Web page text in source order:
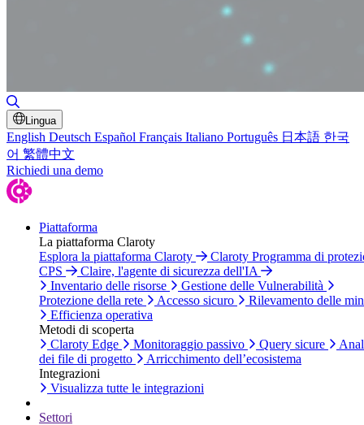
Lingua
English Deutsch Español Français Italiano Português 日本語 한국
어 繁體中文
Richiedi una demo
Piattaforma
La piattaforma Claroty
Esplora la piattaforma Claroty
Claroty Programma di
CPS
Claire, l'agente di sicurezza dell'IA
Inventario delle risorse
Gestione delle Vulnerabilità
Protezione della rete
Accesso sicuro
Rilevamento delle
Efficienza operativa
Metodi di scoperta
Claroty Edge
Monitoraggio passivo Query sicure
dei file di progetto
Arricchimento dell’ecosistema
Integrazioni
Visualizza tutte le integrazioni
Settori